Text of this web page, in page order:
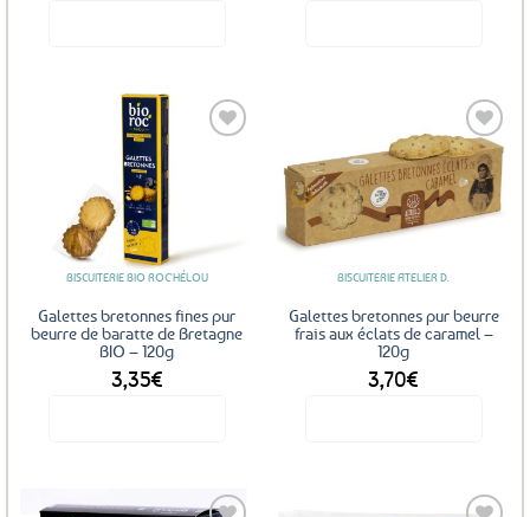
BISCUITERIE BIO ROC'HÉLOU
Galettes bretonnes fines pur
beurre de baratte de Bretagne
BIO – 120g
3,35€
Ajouter
aux
favoris
BISCUITERIE ATELIER D.
Galettes bretonnes pur beurre
frais aux éclats de caramel –
120g
3,70€